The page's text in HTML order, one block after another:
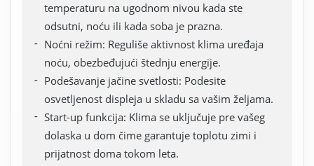
temperaturu na ugodnom nivou kada ste
odsutni, noću ili kada soba je prazna.
Noćni režim: Reguliše aktivnost klima uređaja
noću, obezbeđujući štednju energije.
Podešavanje jačine svetlosti: Podesite
osvetljenost displeja u skladu sa vašim željama.
Start-up funkcija: Klima se uključuje pre vašeg
dolaska u dom čime garantuje toplotu zimi i
prijatnost doma tokom leta.